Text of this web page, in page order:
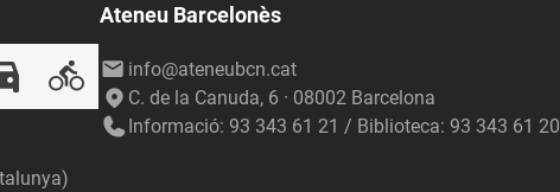
Ateneu Barcelonès
info@ateneubcn.cat
C. de la Canuda, 6 · 08002 Barcelona
Informació: 93 343 61 21 / Biblioteca: 93 343 61 20